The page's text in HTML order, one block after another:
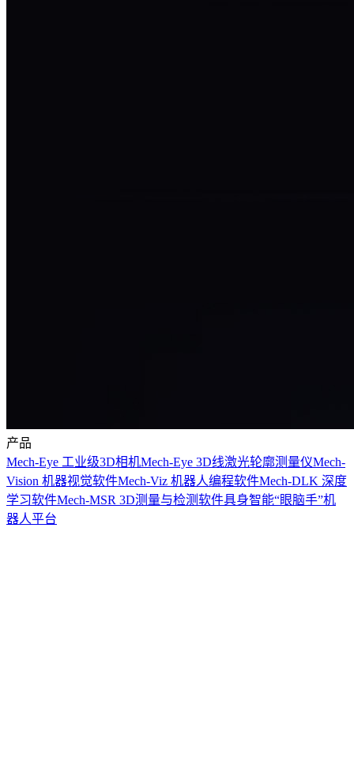
产品
Mech-Eye 工业级3D相机Mech-Eye 3D线激光轮廓测量仪Mech-
Vision 机器视觉软件Mech-Viz 机器人编程软件Mech-DLK 深度
学习软件Mech-MSR 3D测量与检测软件具身智能“眼脑手”机
器人平台